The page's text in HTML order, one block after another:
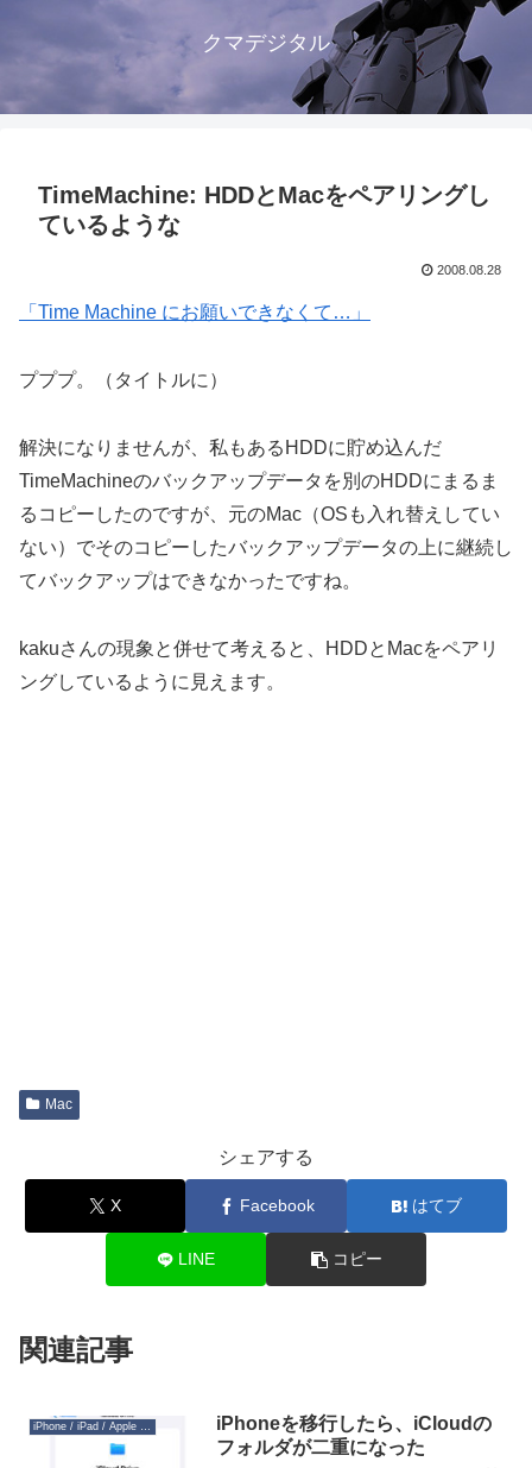
クマデジタル
TimeMachine: HDDとMacをペアリングし
ているような
2008.08.28
「Time Machine にお願いできなくて…」
プププ。（タイトルに）
解決になりませんが、私もあるHDDに貯め込んだ
TimeMachineのバックアップデータを別のHDDにまるま
るコピーしたのですが、元のMac（OSも入れ替えしてい
ない）でそのコピーしたバックアップデータの上に継続し
てバックアップはできなかったですね。
kakuさんの現象と併せて考えると、HDDとMacをペアリ
ングしているように見えます。
Mac
シェアする
X Facebook はてブ
LINE コピー
関連記事
iPhoneを移行したら、iCloudの
フォルダが二重になった